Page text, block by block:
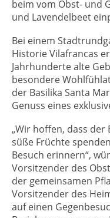
beim vom Obst- und
und Lavendelbeet
Bei einem
Historie Vilafrancas
Jahrhunderte alte
besondere
der Basilika Santa
Genuss eines
„Wir hoffen, dass der
süße Früchte
Besuch erinnern“,
Vorsitzender des
der gemeinsamen
Vorsitzender des
auf einen